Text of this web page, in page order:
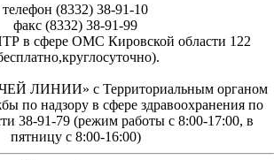
телефон (8332) 38-91-10
факс (8332) 38-91-99
в сфере ОМС Кировской области 122
ЛИНИИ» с Территориальным органом
по надзору в сфере здравоохранения по
38-91-79 (режим работы с 8:00-17:00, в
пятницу с 8:00-16:00)